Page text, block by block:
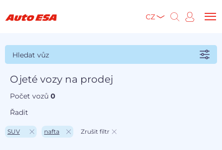
CZ
Hledat vůz
Ojeté vozy na prodej
Počet vozů0
Řadit
SUV nafta Zrušit filtr